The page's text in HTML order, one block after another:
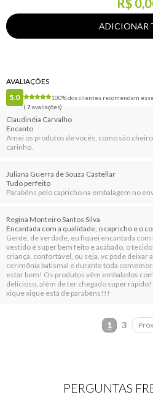
AVALIAÇÕES
5.0
( 7avaliações)
100% dos clientes recomendam
Claudinéia Carvalho
Encanto
Amei os produtos de vocês, como são
carinho.
Juliana Guerra de Souza Castellar
Tudo perfeito
Parabéns pelo capricho na embalagem no
Regina Monteiro Santos Silva
Encantada com a qualidade, o capricho e o
Gente, de verdade, eu fiquei encantada
vestido é super bem feito e acabado, o
criança, confortável, ou seja, vc pode deixar
cerimônia batismal e durante toda
estar bem! Os produtos vêm embalados
delicioso, além de ter chegado super
xique xique está de parabéns!!!
3
PERGUNTAS